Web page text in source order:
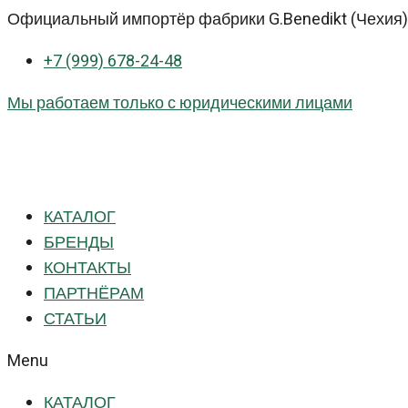
Перейти
контенту
Официальный импортёр фабрики G.Benedikt
+7 (999) 678-24-48
Мы работаем только с юридическими лицами
КАТАЛОГ
БРЕНДЫ
КОНТАКТЫ
ПАРТНЁРАМ
СТАТЬИ
Menu
КАТАЛОГ